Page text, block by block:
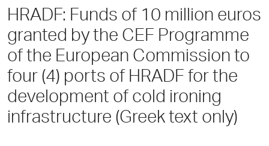
HRADF: Funds of 10 million euros
granted by the CEF Programme
of the European Commission to
four (4) ports of HRADF for the
development of cold ironing
infrastructure (Greek text only)